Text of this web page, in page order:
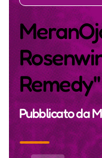
Pubblicato da